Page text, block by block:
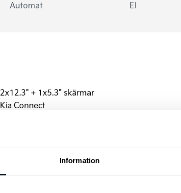
Information
Automat El
2x12.3" + 1x5.3" skärmar
Kia Connect
Elektronisk parkeringsbroms